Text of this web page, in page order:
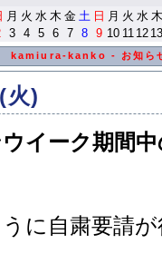
月 火 水 木 金 土 日 月 火 水 木
3 4 5 6 7 8 9 10 11 12 13
kamiura-kanko - お知ら
火)
ウイーク期間
に自粛要請